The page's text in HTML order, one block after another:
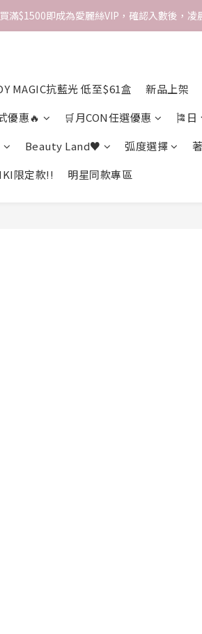
滿$1500即成為愛麗絲VIP，確認入數後，凌
MAGIC抗藍光 低至$61盒 新品上架
優惠🔥
🛒月CON任選優惠
🎏日
Beauty Land♥ 弧度選擇
限定款!!
明星同款專區